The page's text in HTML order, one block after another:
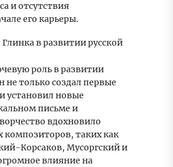
и отсутствия
его карьеры.
в развитии русской
роль в развитии
не только создал первые
установил новые
письме и
вдохновило
композиторов, таких как
Корсаков, Мусоргский и
влияние на